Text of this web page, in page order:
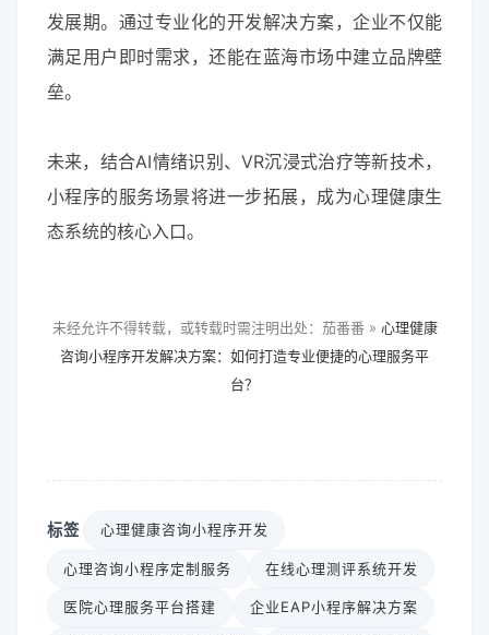
发展期。通过专业化的开发解决方案，企业不仅能
满足用户即时需求，还能在蓝海市场中建立品牌壁
垒。
未来，结合AI情绪识别、VR沉浸式治疗等新技术，
小程序的服务场景将进一步拓展，成为心理健康生
态系统的核心入口。
未经允许不得转载，或转载时需注明出处：茄番番 » 心理健康
咨询小程序开发解决方案：如何打造专业便捷的心理服务平
台？
标签 心理健康咨询小程序开发
心理咨询小程序定制服务 在线心理测评系统开发
医院心理服务平台搭建 企业EAP小程序解决方案